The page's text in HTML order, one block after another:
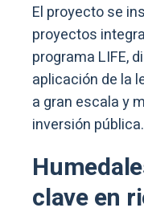
El proyecto se
proyectos
programa LIFE,
aplicación de la
a gran escala y
inversión pública.
clave en